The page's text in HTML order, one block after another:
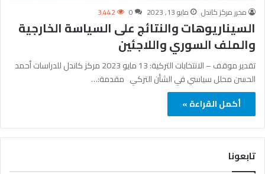
محرر مركز كاندل مايو 13, 2023 0 3٬442
السيناريوهات والنتائج على السياسة الخارجية
والملف السوري واللاجئين
تقدير موقف – الانتخابات التركية: 13 مايو 2023 مركز كاندل للدراسات أحمد
الحسن محلل سياسي في الشأن التركي مقدمة:…
أكمل القراءة »
تابعونا